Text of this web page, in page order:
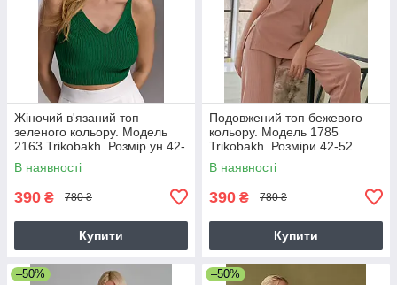
Жіночий в'язаний топ
зеленого кольору. Модель
2163 Trikobakh. Розмір ун 42-
46
В наявності
390 ₴ 780 ₴
Купити
Подовжений топ бежевого
кольору. Модель 1785
Trikobakh. Розміри 42-52
В наявності
390 ₴ 780 ₴
Купити
–50% –50%